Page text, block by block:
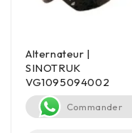
Alternateur |
SINOTRUK
VG1095094002
Commander